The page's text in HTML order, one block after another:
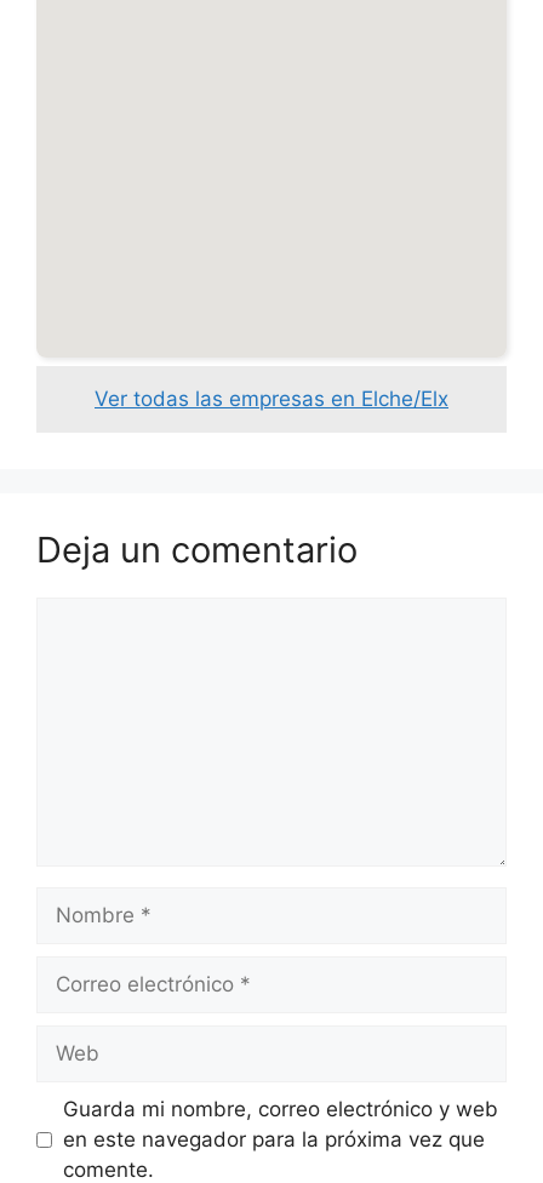
Ver todas las empresas en Elche/Elx
Deja un comentario
Nombre
Correo
Web
Guarda mi nombre, correo electrónico y web
en este navegador para la próxima vez que
comente.